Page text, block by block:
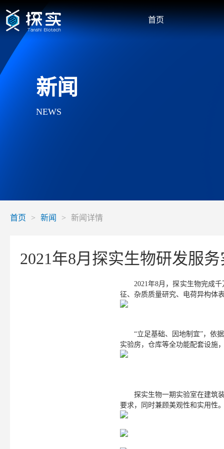
首页
新闻
NEWS
首页 > 新闻 > 新闻详情
2021年8月探实生物研发服
2021年8月，探实生物完成
征、杂质质量研究、电荷异构体
“立足基础、因地制宜”，依
实验房，仓库等全功能配套设施
探实生物一期实验室在建筑
要求，同时兼顾美观性和实用性